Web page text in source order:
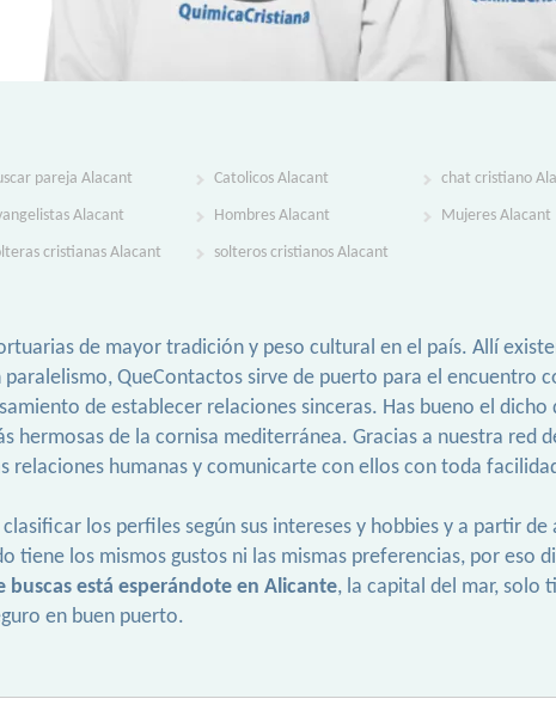
pareja Alacant Catolicos Alacant chat cristiano
Alacant Hombres Alacant Mujeres Alacant
cristianas Alacant solteros cristianos Alacant
de mayor tradición y peso cultural en el país. Allí
QueContactos sirve de puerto para el encuentro
de establecer relaciones sinceras. Has bueno el
hermosas de la cornisa mediterránea. Gracias a nuestra red
relaciones humanas y comunicarte con ellos con toda
los perfiles según sus intereses y hobbies y a partir
tiene los mismos gustos ni las mismas preferencias, por eso
buscas está esperándote en Alicante, la capital del mar, solo
en buen puerto.